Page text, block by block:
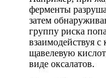
ферменты
затем
группу риска
взаимодействуя
щавелевую
виде оксалатов.